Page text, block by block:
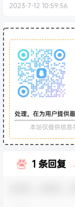
2023-7-12 10:59:56
处理。在为用户提供
本站仅提供信息
1 条回复